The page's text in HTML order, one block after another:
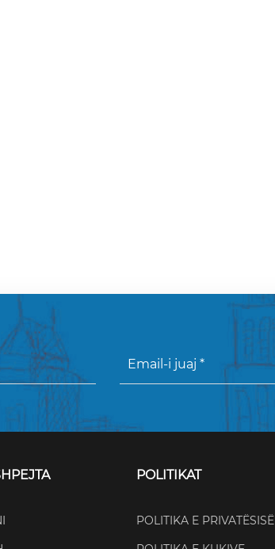
POLITIKAT
POLITIKA E PRIVATËSISË